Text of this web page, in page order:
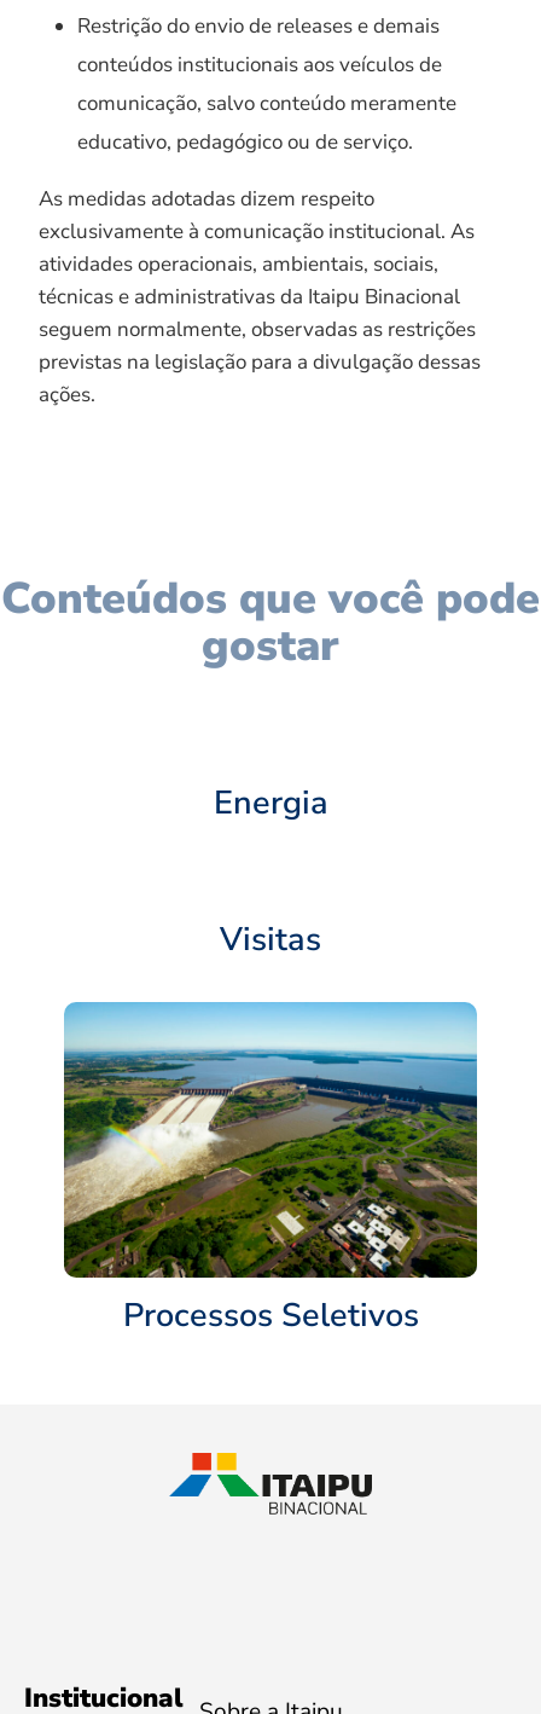
Restrição do envio de releases e demais
conteúdos institucionais aos veículos de
comunicação, salvo conteúdo meramente
educativo, pedagógico ou de serviço.
As medidas adotadas dizem respeito
exclusivamente à comunicação institucional. As
atividades operacionais, ambientais, sociais,
técnicas e administrativas da Itaipu Binacional
seguem normalmente, observadas as restrições
previstas na legislação para a divulgação dessas
ações.
Conteúdos que você pode
gostar
Energia
Visitas
Processos Seletivos
Institucional